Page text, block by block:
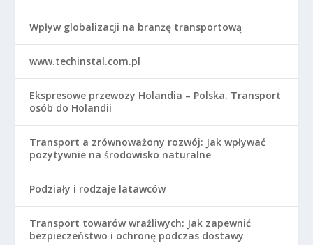
Wpływ globalizacji na branżę transportową
www.techinstal.com.pl
Ekspresowe przewozy Holandia – Polska. Transport
osób do Holandii
Transport a zrównoważony rozwój: Jak wpływać
pozytywnie na środowisko naturalne
Podziały i rodzaje latawców
Transport towarów wrażliwych: Jak zapewnić
bezpieczeństwo i ochronę podczas dostawy